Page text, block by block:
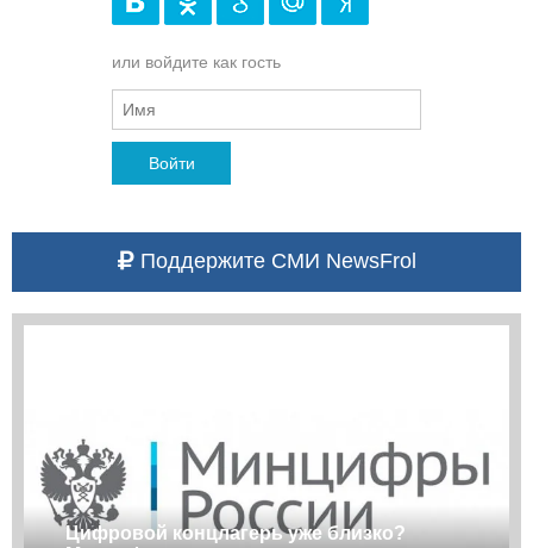
или войдите как гость
Войти
Поддержите СМИ NewsFrol
Цифровой концлагерь уже близко?